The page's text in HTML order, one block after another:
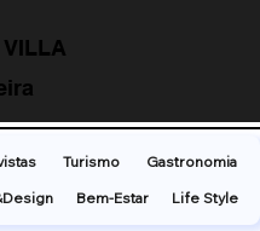
VILLA
Turismo
Gastronomia
Bem-Estar Life Style